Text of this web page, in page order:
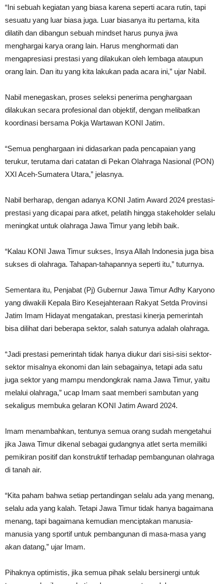
“Ini sebuah kegiatan yang biasa karena seperti acara rutin, tapi
sesuatu yang luar biasa juga. Luar biasanya itu pertama, kita
dilatih dan dibangun sebuah mindset harus punya jiwa
menghargai karya orang lain. Harus menghormati dan
mengapresiasi prestasi yang dilakukan oleh lembaga ataupun
orang lain. Dan itu yang kita lakukan pada acara ini,” ujar Nabil.
Nabil menegaskan, proses seleksi penerima penghargaan
dilakukan secara profesional dan objektif, dengan melibatkan
koordinasi bersama Pokja Wartawan KONI Jatim.
“Semua penghargaan ini didasarkan pada pencapaian yang
terukur, terutama dari catatan di Pekan Olahraga Nasional (PON)
XXI Aceh-Sumatera Utara,” jelasnya.
Nabil berharap, dengan adanya KONI Jatim Award 2024 prestasi-
prestasi yang dicapai para atket, pelatih hingga stakeholder selalu
meningkat untuk olahraga Jawa Timur yang lebih baik.
“Kalau KONI Jawa Timur sukses, Insya Allah Indonesia juga bisa
sukses di olahraga. Tahapan-tahapannya seperti itu,” tuturnya.
Sementara itu, Penjabat (Pj) Gubernur Jawa Timur Adhy Karyono
yang diwakili Kepala Biro Kesejahteraan Rakyat Setda Provinsi
Jatim Imam Hidayat mengatakan, prestasi kinerja pemerintah
bisa dilihat dari beberapa sektor, salah satunya adalah olahraga.
“Jadi prestasi pemerintah tidak hanya diukur dari sisi-sisi sektor-
sektor misalnya ekonomi dan lain sebagainya, tetapi ada satu
juga sektor yang mampu mendongkrak nama Jawa Timur, yaitu
melalui olahraga,” ucap Imam saat memberi sambutan yang
sekaligus membuka gelaran KONI Jatim Award 2024.
Imam menambahkan, tentunya semua orang sudah mengetahui
jika Jawa Timur dikenal sebagai gudangnya atlet serta memiliki
pemikiran positif dan konstruktif terhadap pembangunan olahraga
di tanah air.
“Kita paham bahwa setiap pertandingan selalu ada yang menang,
selalu ada yang kalah. Tetapi Jawa Timur tidak hanya bagaimana
menang, tapi bagaimana kemudian menciptakan manusia-
manusia yang sportif untuk pembangunan di masa-masa yang
akan datang,” ujar Imam.
Pihaknya optimistis, jika semua pihak selalu bersinergi untuk